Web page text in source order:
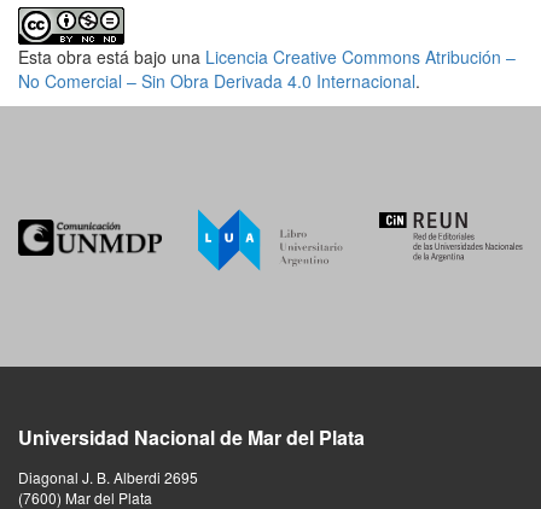
Esta obra está bajo una Licencia Creative Commons Atribución –
No Comercial – Sin Obra Derivada 4.0 Internacional.
Universidad Nacional de Mar del Plata
Diagonal J. B. Alberdi 2695
(7600) Mar del Plata